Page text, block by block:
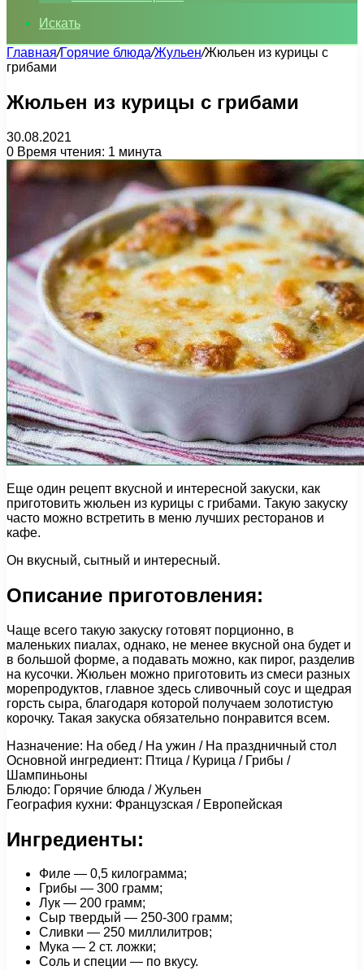
Искать
Главная/Горячие блюда/Жульен/Жюльен из курицы с
грибами
Жюльен из курицы с грибами
30.08.2021
0 Время чтения: 1 минута
Еще один рецепт вкусной и интересной закуски, как
приготовить жюльен из курицы с грибами. Такую закуску
часто можно встретить в меню лучших ресторанов и
кафе.
Он вкусный, сытный и интересный.
Описание приготовления:
Чаще всего такую закуску готовят порционно, в
маленьких пиалах, однако, не менее вкусной она будет и
в большой форме, а подавать можно, как пирог, разделив
на кусочки. Жюльен можно приготовить из смеси разных
морепродуктов, главное здесь сливочный соус и щедрая
горсть сыра, благодаря которой получаем золотистую
корочку. Такая закуска обязательно понравится всем.
Назначение: На обед / На ужин / На праздничный стол
Основной ингредиент: Птица / Курица / Грибы /
Шампиньоны
Блюдо: Горячие блюда / Жульен
География кухни: Французская / Европейская
Ингредиенты:
Филе — 0,5 килограмма;
Грибы — 300 грамм;
Лук — 200 грамм;
Сыр твердый — 250-300 грамм;
Сливки — 250 миллилитров;
Мука — 2 ст. ложки;
Соль и специи — по вкусу.